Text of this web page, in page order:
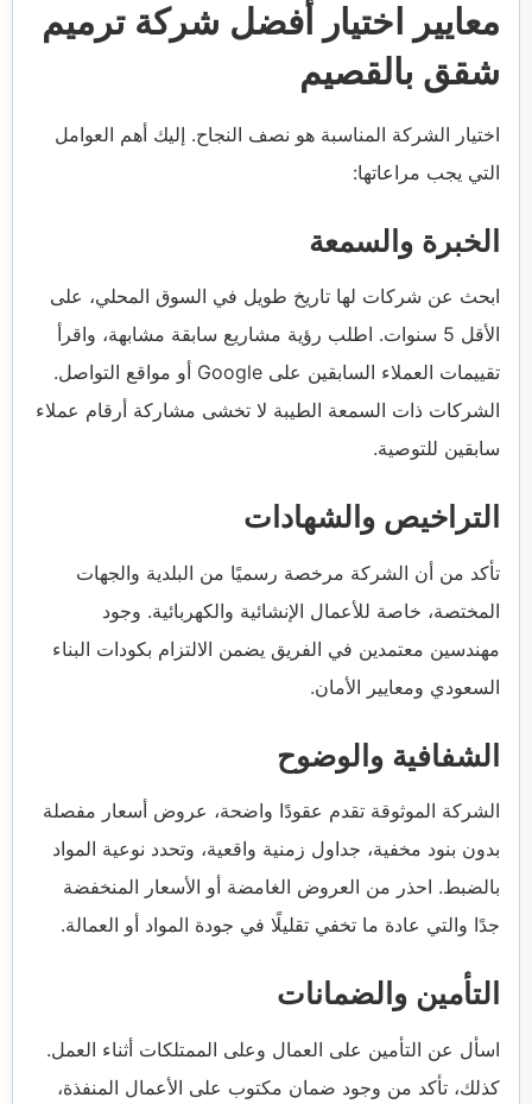
معايير اختيار أفضل شركة ترميم
شقق بالقصيم
اختيار الشركة المناسبة هو نصف النجاح. إليك أهم العوامل
التي يجب مراعاتها:
الخبرة والسمعة
ابحث عن شركات لها تاريخ طويل في السوق المحلي، على
الأقل 5 سنوات. اطلب رؤية مشاريع سابقة مشابهة، واقرأ
تقييمات العملاء السابقين على Google أو مواقع التواصل.
الشركات ذات السمعة الطيبة لا تخشى مشاركة أرقام عملاء
سابقين للتوصية.
التراخيص والشهادات
تأكد من أن الشركة مرخصة رسميًا من البلدية والجهات
المختصة، خاصة للأعمال الإنشائية والكهربائية. وجود
مهندسين معتمدين في الفريق يضمن الالتزام بكودات البناء
السعودي ومعايير الأمان.
الشفافية والوضوح
الشركة الموثوقة تقدم عقودًا واضحة، عروض أسعار مفصلة
بدون بنود مخفية، جداول زمنية واقعية، وتحدد نوعية المواد
بالضبط. احذر من العروض الغامضة أو الأسعار المنخفضة
جدًا والتي عادة ما تخفي تقليلًا في جودة المواد أو العمالة.
التأمين والضمانات
اسأل عن التأمين على العمال وعلى الممتلكات أثناء العمل.
كذلك، تأكد من وجود ضمان مكتوب على الأعمال المنفذة،